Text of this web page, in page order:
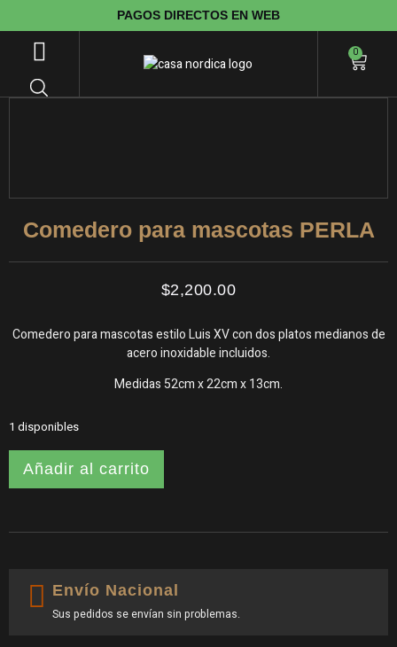
PAGOS DIRECTOS EN WEB
0
Comedero para mascotas PERLA
$2,200.00
Comedero para mascotas estilo Luis XV con dos platos medianos de
acero inoxidable incluidos.
Medidas 52cm x 22cm x 13cm.
1 disponibles
Añadir al carrito
Envío Nacional
Sus pedidos se envían sin problemas.